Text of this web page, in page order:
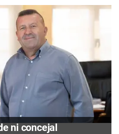
ni concejal